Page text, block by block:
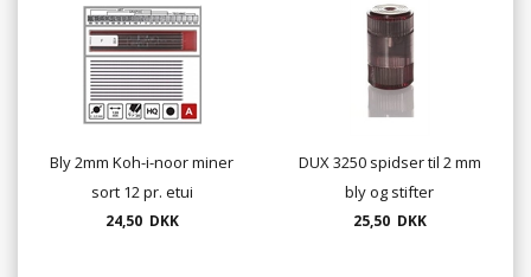
Bly 2mm Koh-i-noor miner
sort 12 pr. etui
24,50 DKK
DUX 3250 spidser til 2 mm
bly og stifter
25,50 DKK